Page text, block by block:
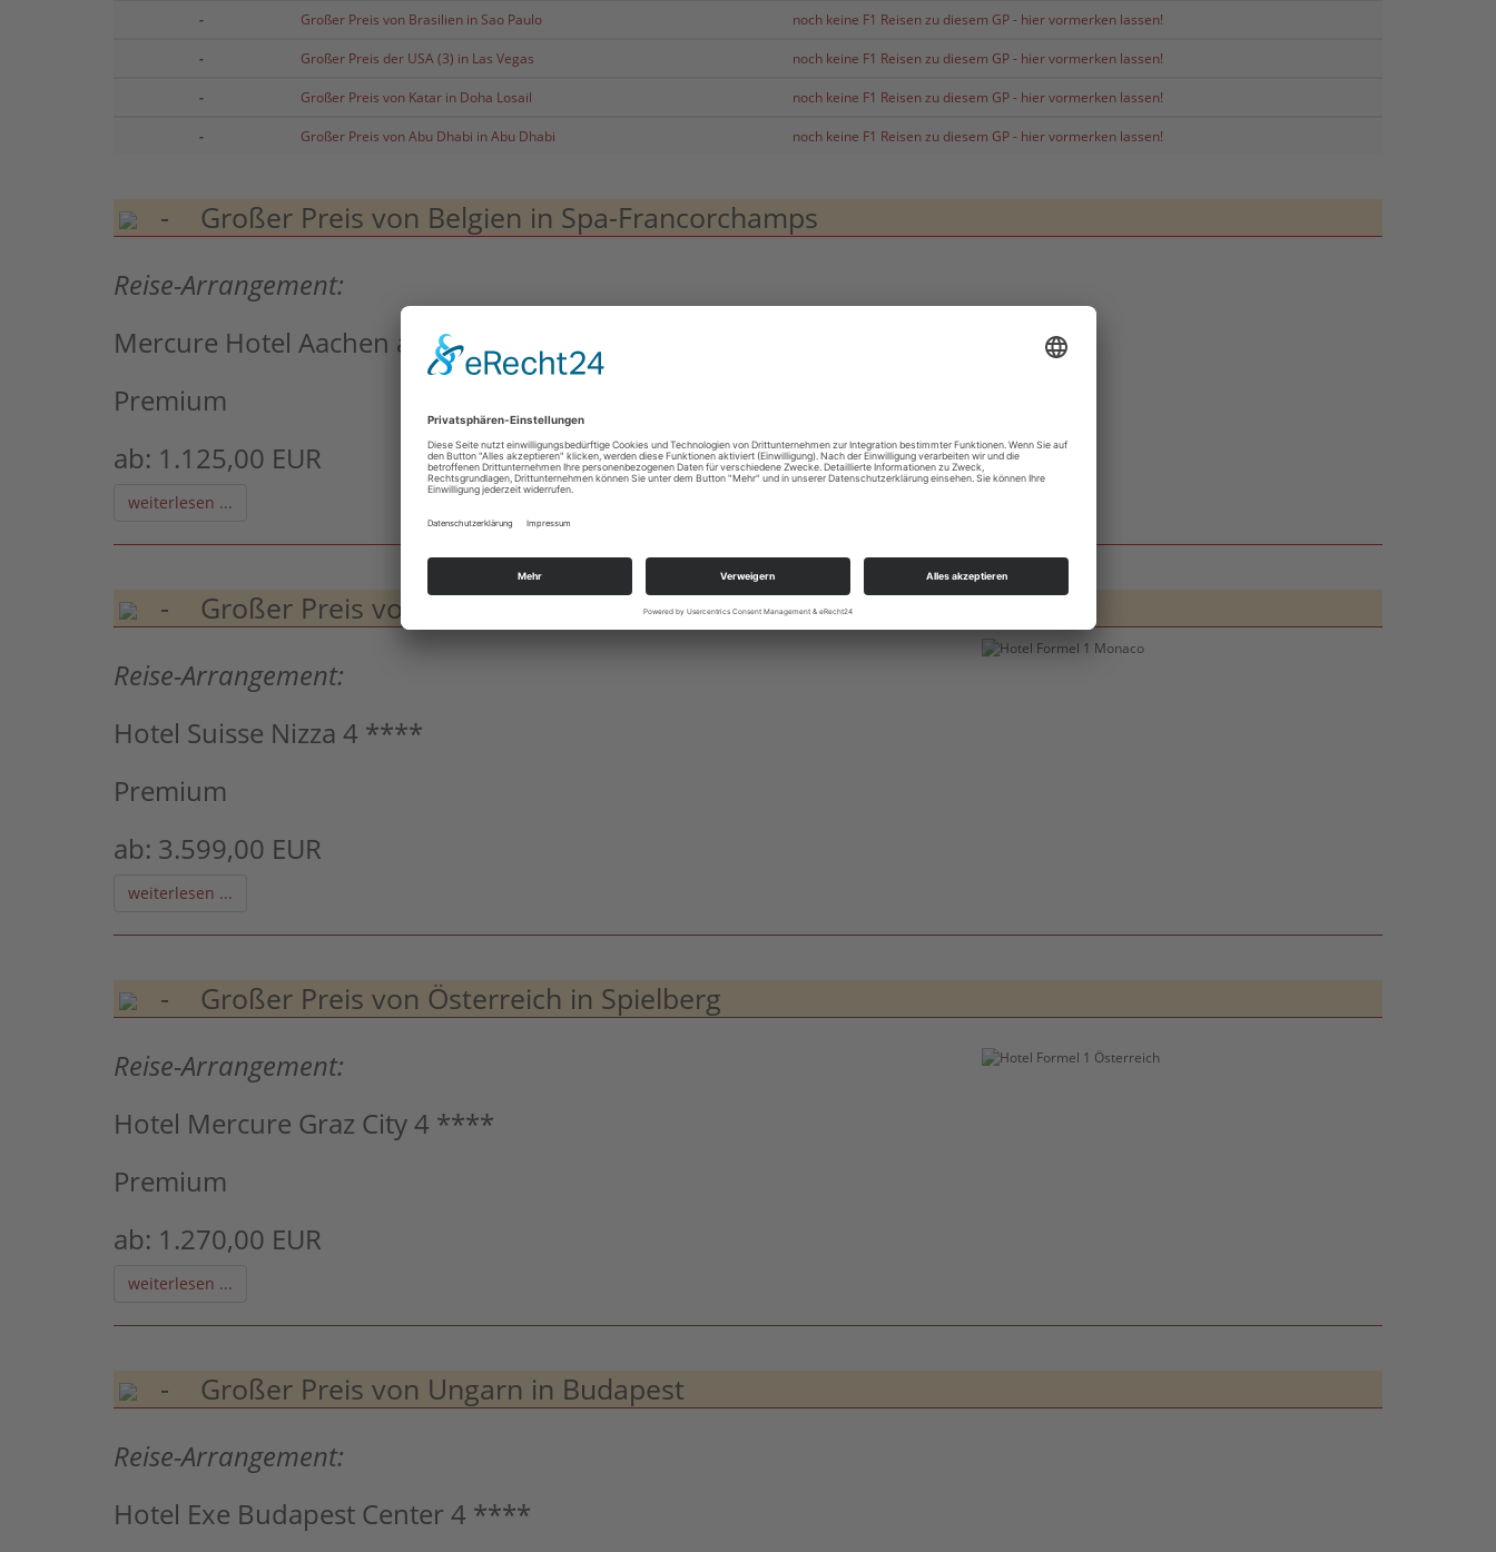
- Großer Preis von Brasilien in Sao Paulo noch keine F1 Reisen zu diesem GP - hier vormerken lassen!
- Großer Preis der USA (3) in Las Vegas noch keine F1 Reisen zu diesem GP - hier vormerken lassen!
- Großer Preis von Katar in Doha Losail noch keine F1 Reisen zu diesem GP - hier vormerken lassen!
- Großer Preis von Abu Dhabi in Abu Dhabi noch keine F1 Reisen zu diesem GP - hier vormerken lassen!
- Großer Preis von Belgien in Spa-Francorchamps
Reise-Arrangement:
Mercure Hotel Aachen am Dom ***+
Premium
ab: 1.125,00 EUR
weiterlesen ...
- Großer Preis von Monaco in Monte Carlo
Reise-Arrangement:
Hotel Suisse Nizza 4 ****
Premium
ab: 3.599,00 EUR
weiterlesen ...
- Großer Preis von Österreich in Spielberg
Reise-Arrangement:
Hotel Mercure Graz City 4 ****
Premium
ab: 1.270,00 EUR
weiterlesen ...
- Großer Preis von Ungarn in Budapest
Reise-Arrangement:
Hotel Exe Budapest Center 4 ****